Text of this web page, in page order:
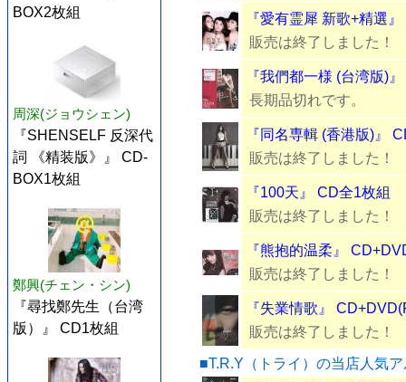
BOX2枚組
周深(ジョウシェン)
『SHENSELF 反深代
詞 《精装版》』 CD-
BOX1枚組
鄭興(チェン・シン)
『尋找鄭先生（台湾
版）』 CD1枚組
『愛有霊犀 新歌+精選
販売は終了しました！
『我們都一様 (台湾版)
長期品切れです。
『同名専輯 (香港版)』
販売は終了しました！
『100天』 CD全1枚組
販売は終了しました！
『熊抱的温柔』
販売は終了しました！
『失業情歌』
販売は終了しました！
■T.R.Y（トライ）の当店人気